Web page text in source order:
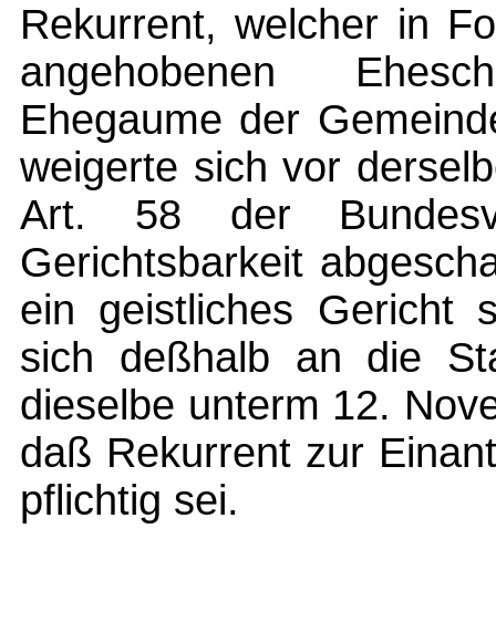
Rekurrent, welcher in
angehobenen
Ehegaume der
weigerte sich vor
Art. 58 der
Gerichtsbarkeit
ein geistliches Gericht
sich deßhalb an die
dieselbe unterm 12.
daß Rekurrent zur
pflichtig sei.